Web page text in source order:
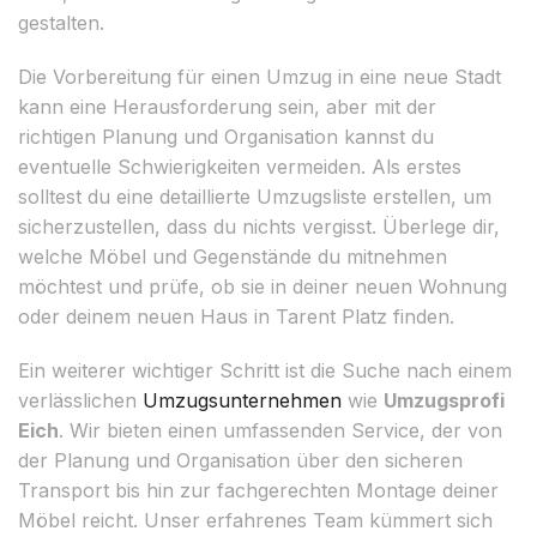
gestalten.
Die Vorbereitung für einen Umzug in eine neue Stadt
kann eine Herausforderung sein, aber mit der
richtigen Planung und Organisation kannst du
eventuelle Schwierigkeiten vermeiden. Als erstes
solltest du eine detaillierte Umzugsliste erstellen, um
sicherzustellen, dass du nichts vergisst. Überlege dir,
welche Möbel und Gegenstände du mitnehmen
möchtest und prüfe, ob sie in deiner neuen Wohnung
oder deinem neuen Haus in Tarent Platz finden.
Ein weiterer wichtiger Schritt ist die Suche nach einem
verlässlichen Umzugsunternehmen wie Umzugsprofi
Eich. Wir bieten einen umfassenden Service, der von
der Planung und Organisation über den sicheren
Transport bis hin zur fachgerechten Montage deiner
Möbel reicht. Unser erfahrenes Team kümmert sich